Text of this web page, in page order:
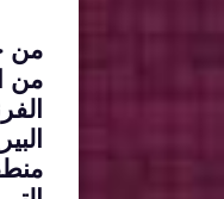
من
من